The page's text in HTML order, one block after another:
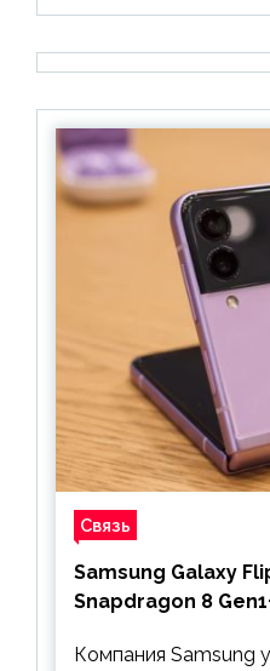
Связь
Samsung Galaxy
Snapdragon 8
предшественника
Компания Samsung